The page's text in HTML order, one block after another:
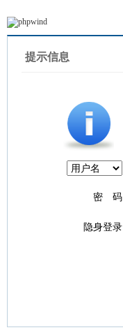
提示信息
密 码
隐身登录